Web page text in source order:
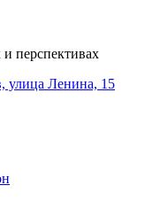
перспективах
улица Ленина, 15